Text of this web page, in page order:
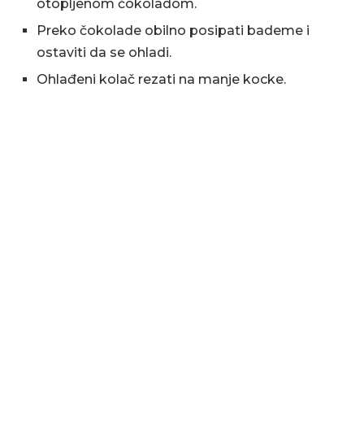
otopljenom čokoladom.
Preko čokolade obilno posipati bademe i
ostaviti da se ohladi.
Ohlađeni kolač rezati na manje kocke.